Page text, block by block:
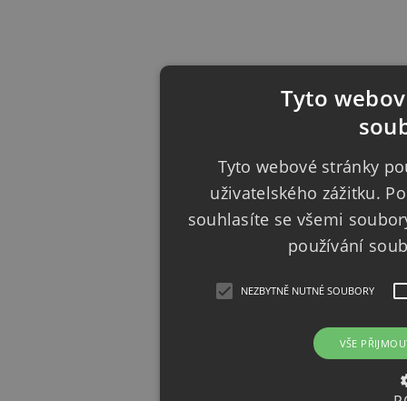
Tyto
Tyto webové stránky
uživatelského zážitku.
souhlasíte se všemi
používání
NEZBYTNĚ NUTNÉ SOUBORY
VŠE